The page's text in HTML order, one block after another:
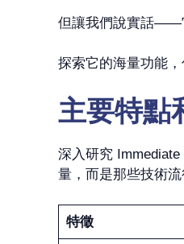
但讓我們說實話——
探索它的海量功能
主要特點
深入研究
量，而是那些技術
特徵